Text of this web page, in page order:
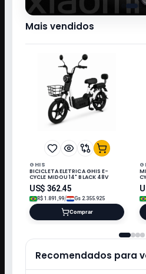
Mais vendidos
GHIS
BICICLETA ELETRICA GHIS E-
CYCLE MIDOU 14" BLACK 48V
US$ 362.45
R$ 1.891,99/ Gs 2.355.925
Comprar
Recomendados para